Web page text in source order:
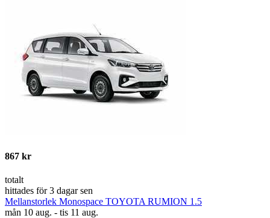
867 kr
totalt
hittades för 3 dagar sen
Mellanstorlek Monospace TOYOTA RUMION 1.5
mån 10 aug. - tis 11 aug.